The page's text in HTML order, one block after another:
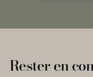
Rester en